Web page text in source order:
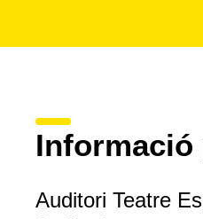
Informació
Auditori Teatre